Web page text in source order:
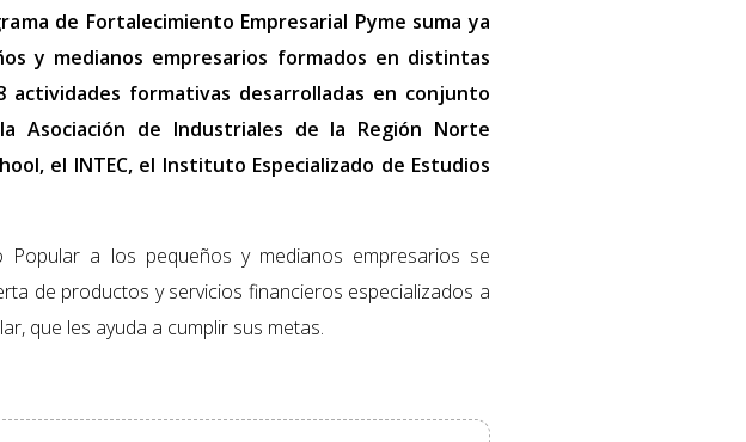
de Fortalecimiento Empresarial Pyme suma ya
y medianos empresarios formados en distintas
actividades formativas desarrolladas en conjunto
Asociación de Industriales de la Región Norte
el INTEC, el Instituto Especializado de Estudios
Popular a los pequeños y medianos empresarios se
de productos y servicios financieros especializados a
que les ayuda a cumplir sus metas.